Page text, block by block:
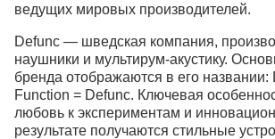
ведущих мировых производителей.
Defunc — шведская компания,
наушники и мультирум-акустику.
бренда отображаются в его названии:
Function = Defunc. Ключевая
любовь к экспериментам и
результате получаются стильные